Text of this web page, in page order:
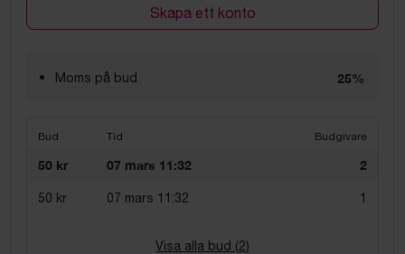
Skapa ett konto
Moms på bud 25%
Bud Tid Budgivare
50 kr 07 mars 11:32 2
50 kr 07 mars 11:32 1
Visa alla bud (2)